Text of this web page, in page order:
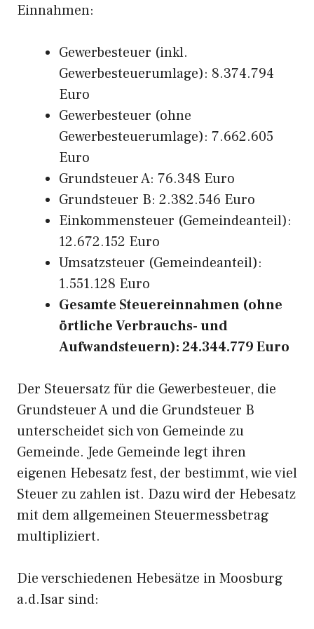
Einnahmen:
Gewerbesteuer (inkl.
Gewerbesteuerumlage): 8.374.794
Euro
Gewerbesteuer (ohne
Gewerbesteuerumlage): 7.662.605
Euro
Grundsteuer A: 76.348 Euro
Grundsteuer B: 2.382.546 Euro
Einkommensteuer (Gemeindeanteil):
12.672.152 Euro
Umsatzsteuer (Gemeindeanteil):
1.551.128 Euro
Gesamte Steuereinnahmen (ohne
örtliche Verbrauchs- und
Aufwandsteuern): 24.344.779 Euro
Der Steuersatz für die Gewerbesteuer, die
Grundsteuer A und die Grundsteuer B
unterscheidet sich von Gemeinde zu
Gemeinde. Jede Gemeinde legt ihren
eigenen Hebesatz fest, der bestimmt, wie viel
Steuer zu zahlen ist. Dazu wird der Hebesatz
mit dem allgemeinen Steuermessbetrag
multipliziert.
Die verschiedenen Hebesätze in Moosburg
a.d.Isar sind: